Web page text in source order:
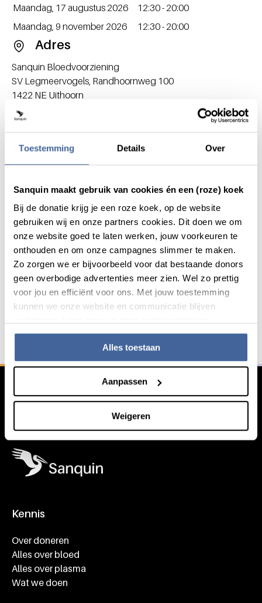
Toestemming Details Over
Sanquin maakt gebruik van cookies én een (roze) koek
Bij de donatie krijg je een roze koek, op de website
gebruiken wij en onze partners cookies. Dit doen we om
onze website goed te laten werken, jouw voorkeuren te
onthouden en om onze campagnes slimmer te maken.
Zo zorgen we er bijvoorbeeld voor dat bestaande donors
geen overbodige advertenties meer zien. Wel zo prettig
voor jou en efficiënt voor ons. Met jouw toestemming
kunnen we onze website en communicatie blijven
Alles toestaan
Aanpassen
Weigeren
Dag / Datum
Maandag, 17 augustus 2026
12:30 - 20:00
Maandag, 9 november 2026
12:30 - 20:00
Adres
Sanquin Bloedvoorziening
SV Legmeervogels, Randhoornweg 100
1422 NE Uithoorn
Nederland
Routebeschrijving
Parkeren
Je kunt gratis parkeren voor de ingang van de voetbalclub.
Contact
Heb je een vraag neem contact met ons op!
Service & contact
Algemene informatie
Kennis
Over doneren
Alles over bloed
Alles over plasma
Wat we doen